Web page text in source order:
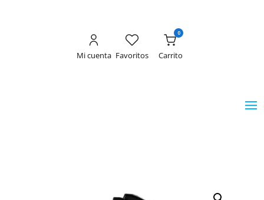
Mi cuenta Favoritos
0
Carrito